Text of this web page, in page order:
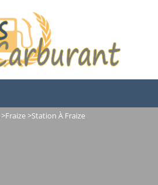
>Fraize>Station À Fraize